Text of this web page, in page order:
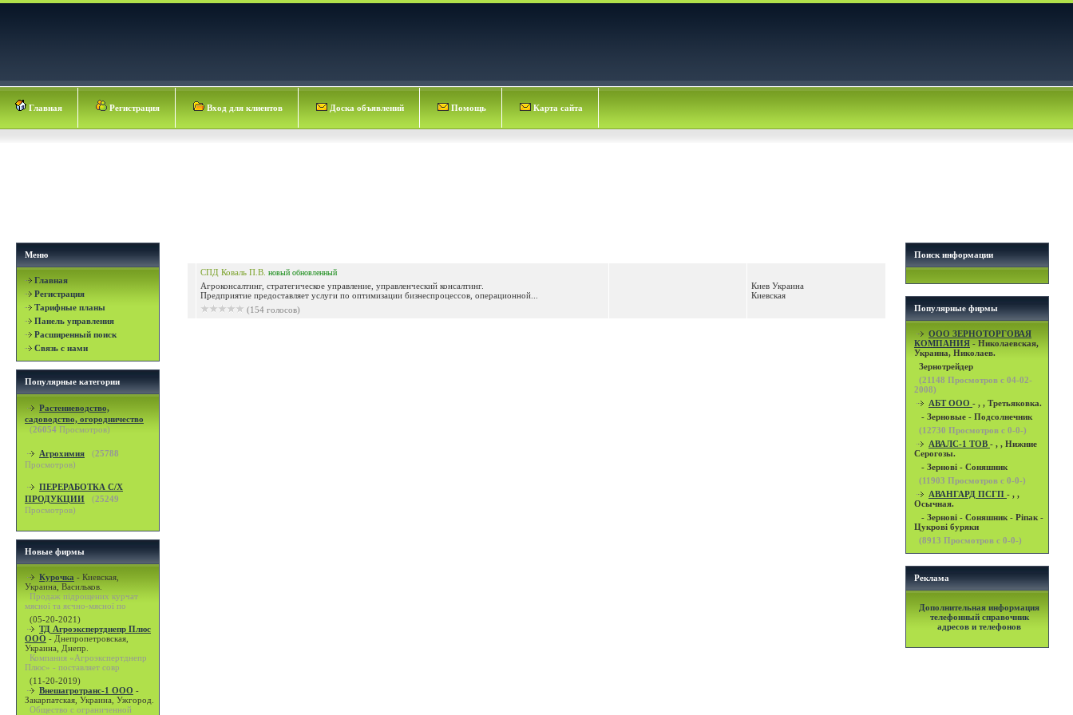
Главная Регистрация Вход для клиентов Доска объявлений Помощь Карта сайта
Меню
Главная
Регистрация
Тарифные планы
Панель управления
Расширенный поиск
Связь с нами
Популярные категории
Растениеводство,
садоводство, огородничество
(26054 Просмотров)
Агрохимия (25788
Просмотров)
ПЕРЕРАБОТКА С/Х
ПРОДУКЦИИ
(25249
Просмотров)
Новые фирмы
Курочка - Киевская,
Украина, Васильков.
Продаж підрощених курчат
мясної та яєчно-мясної по
(05-20-2021)
ТД Агроэкспертднепр Плюс
ООО - Днепропетровская,
Украина, Днепр.
Компания «Агроэкспертднепр
Плюс» - поставляет совр
(11-20-2019)
Внешагротранс-1 ООО -
Закарпатская, Украина, Ужгород.
Общество с ограниченной
СПД Коваль П.В. новый обновленный
Агроконсалтинг, стратегическое управление, управленческий консалтинг.
Предприятие предоставляет услуги по оптимизации бизнеспроцессов, операционной...
(154 голосов)
Киев Украина
Киевская
Поиск информации
Популярные фирмы
OOO ЗЕРНОТОРГОВАЯ
КОМПАНИЯ - Николаевская,
Украина, Николаев.
Зернотрейдер
(21148 Просмотров с 04-02-
2008)
АБТ ООО - , , Третьяковка.
- Зерновые - Подсолнечник
(12730 Просмотров с 0-0-)
АВАЛС-1 ТОВ - , , Нижние
Серогозы.
- Зернові - Соняшник
(11903 Просмотров с 0-0-)
АВАНГАРД ПСГП - , ,
Осычная.
- Зернові - Соняшник - Ріпак -
Цукрові буряки
(8913 Просмотров с 0-0-)
Реклама
Дополнительная информация
телефонный справочник
адресов и телефонов